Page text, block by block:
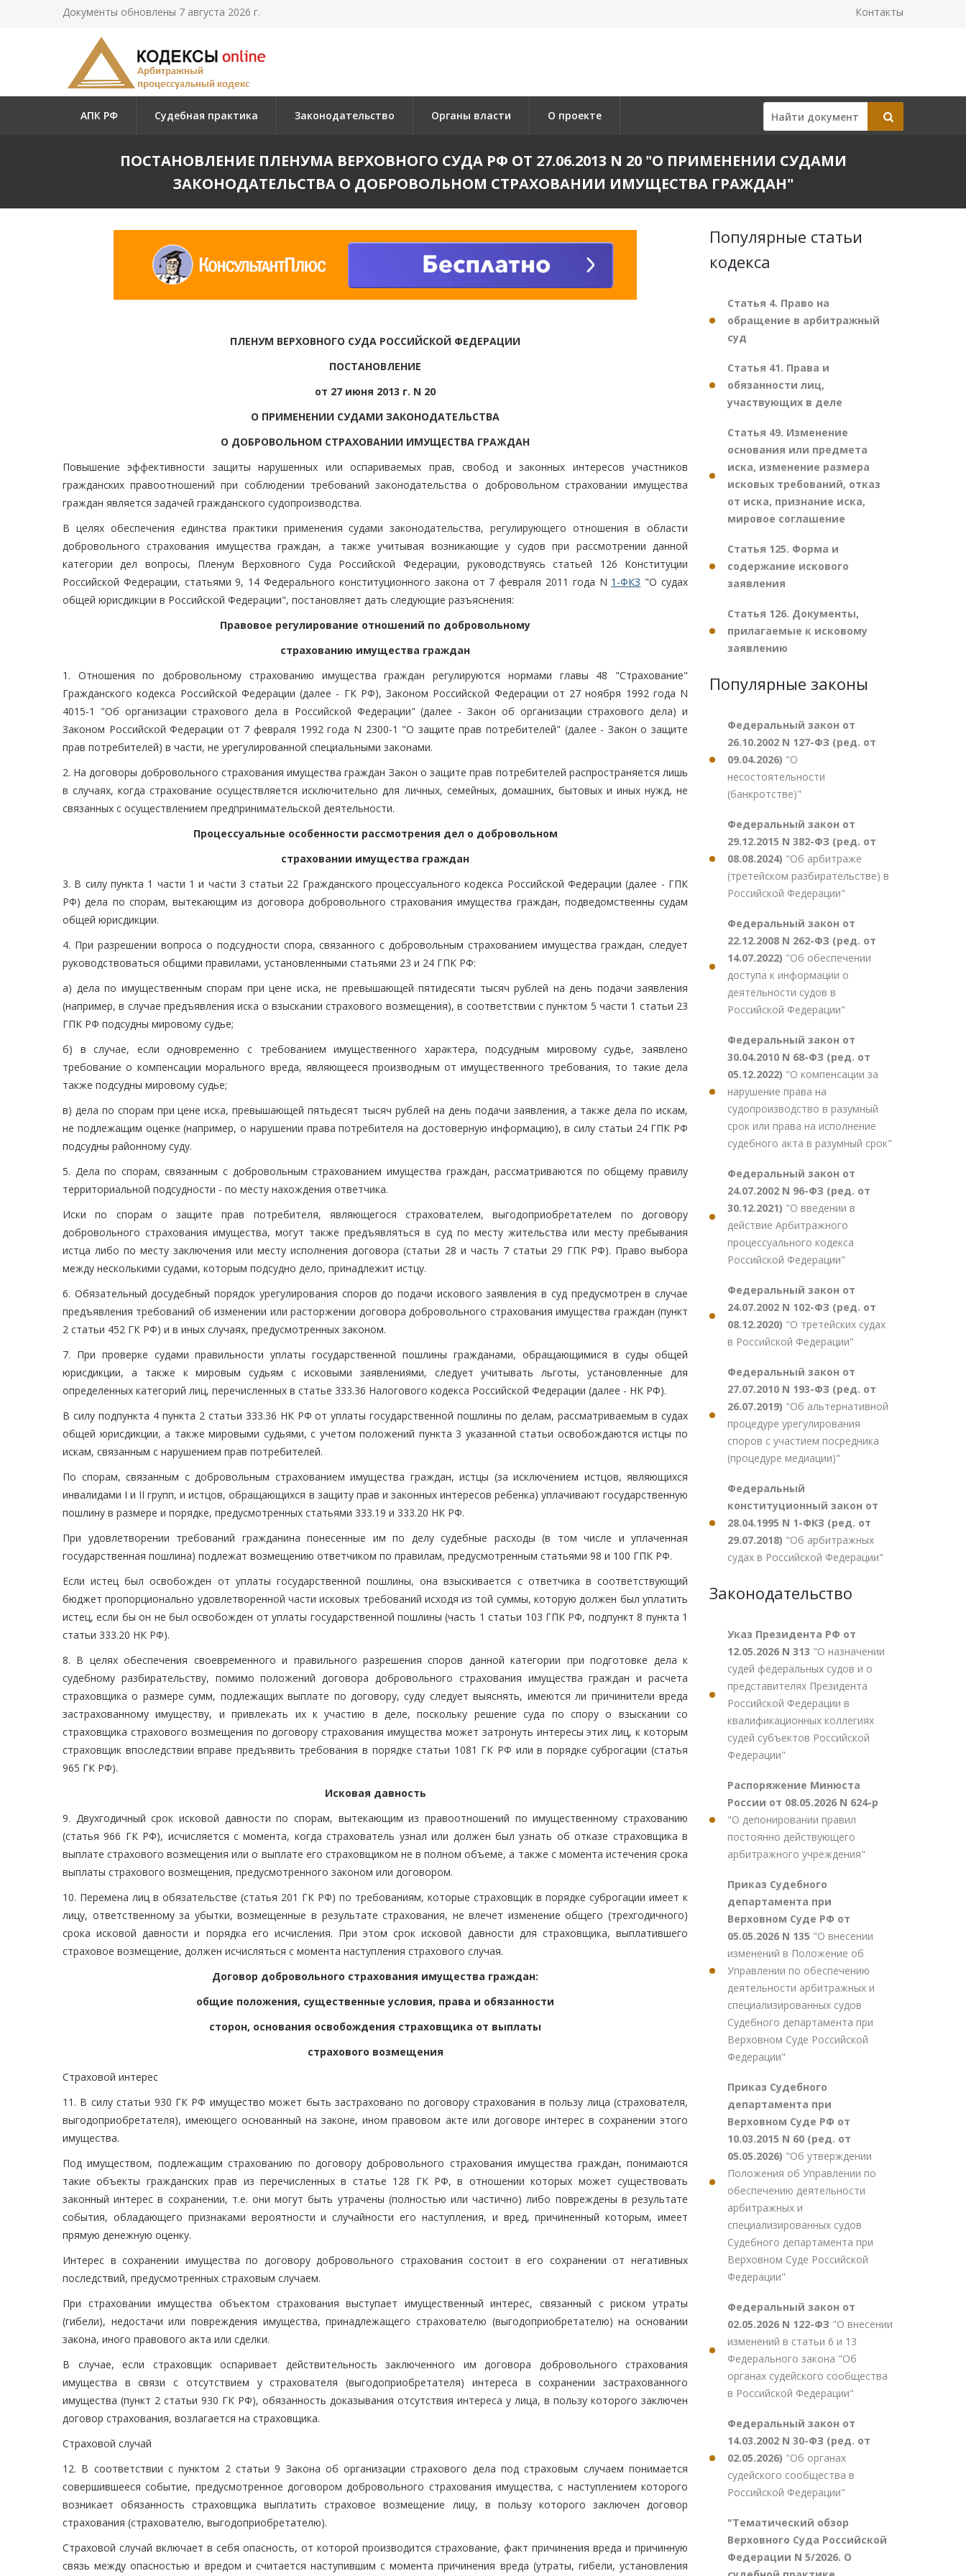
Документы обновлены 7 августа 2026 г. Контакты
АПК РФ Судебная практика Законодательство Органы власти О проекте
ПОСТАНОВЛЕНИЕ ПЛЕНУМА ВЕРХОВНОГО СУДА РФ ОТ 27.06.2013 N 20 "О ПРИМЕНЕНИИ СУДАМИ
ЗАКОНОДАТЕЛЬСТВА О ДОБРОВОЛЬНОМ СТРАХОВАНИИ ИМУЩЕСТВА ГРАЖДАН"
ПЛЕНУМ ВЕРХОВНОГО СУДА РОССИЙСКОЙ ФЕДЕРАЦИИ
ПОСТАНОВЛЕНИЕ
от 27 июня 2013 г. N 20
О ПРИМЕНЕНИИ СУДАМИ ЗАКОНОДАТЕЛЬСТВА
О ДОБРОВОЛЬНОМ СТРАХОВАНИИ ИМУЩЕСТВА ГРАЖДАН
Повышение эффективности защиты нарушенных или оспариваемых прав, свобод и законных интересов участников
гражданских правоотношений при соблюдении требований законодательства о добровольном страховании имущества
граждан является задачей гражданского судопроизводства.
В целях обеспечения единства практики применения судами законодательства, регулирующего отношения в области
добровольного страхования имущества граждан, а также учитывая возникающие у судов при рассмотрении данной
категории дел вопросы, Пленум Верховного Суда Российской Федерации, руководствуясь статьей 126 Конституции
Российской Федерации, статьями 9, 14 Федерального конституционного закона от 7 февраля 2011 года N 1-ФКЗ "О судах
общей юрисдикции в Российской Федерации", постановляет дать следующие разъяснения:
Правовое регулирование отношений по добровольному
страхованию имущества граждан
1. Отношения по добровольному страхованию имущества граждан регулируются нормами главы 48 "Страхование"
Гражданского кодекса Российской Федерации (далее - ГК РФ), Законом Российской Федерации от 27 ноября 1992 года N
4015-1 "Об организации страхового дела в Российской Федерации" (далее - Закон об организации страхового дела) и
Законом Российской Федерации от 7 февраля 1992 года N 2300-1 "О защите прав потребителей" (далее - Закон о защите
прав потребителей) в части, не урегулированной специальными законами.
2. На договоры добровольного страхования имущества граждан Закон о защите прав потребителей распространяется лишь
в случаях, когда страхование осуществляется исключительно для личных, семейных, домашних, бытовых и иных нужд, не
связанных с осуществлением предпринимательской деятельности.
Процессуальные особенности рассмотрения дел о добровольном
страховании имущества граждан
3. В силу пункта 1 части 1 и части 3 статьи 22 Гражданского процессуального кодекса Российской Федерации (далее - ГПК
РФ) дела по спорам, вытекающим из договора добровольного страхования имущества граждан, подведомственны судам
общей юрисдикции.
4. При разрешении вопроса о подсудности спора, связанного с добровольным страхованием имущества граждан, следует
руководствоваться общими правилами, установленными статьями 23 и 24 ГПК РФ:
а) дела по имущественным спорам при цене иска, не превышающей пятидесяти тысяч рублей на день подачи заявления
(например, в случае предъявления иска о взыскании страхового возмещения), в соответствии с пунктом 5 части 1 статьи 23
ГПК РФ подсудны мировому судье;
б) в случае, если одновременно с требованием имущественного характера, подсудным мировому судье, заявлено
требование о компенсации морального вреда, являющееся производным от имущественного требования, то такие дела
также подсудны мировому судье;
в) дела по спорам при цене иска, превышающей пятьдесят тысяч рублей на день подачи заявления, а также дела по искам,
не подлежащим оценке (например, о нарушении права потребителя на достоверную информацию), в силу статьи 24 ГПК РФ
подсудны районному суду.
5. Дела по спорам, связанным с добровольным страхованием имущества граждан, рассматриваются по общему правилу
территориальной подсудности - по месту нахождения ответчика.
Иски по спорам о защите прав потребителя, являющегося страхователем, выгодоприобретателем по договору
добровольного страхования имущества, могут также предъявляться в суд по месту жительства или месту пребывания
истца либо по месту заключения или месту исполнения договора (статьи 28 и часть 7 статьи 29 ГПК РФ). Право выбора
между несколькими судами, которым подсудно дело, принадлежит истцу.
6. Обязательный досудебный порядок урегулирования споров до подачи искового заявления в суд предусмотрен в случае
предъявления требований об изменении или расторжении договора добровольного страхования имущества граждан (пункт
2 статьи 452 ГК РФ) и в иных случаях, предусмотренных законом.
7. При проверке судами правильности уплаты государственной пошлины гражданами, обращающимися в суды общей
юрисдикции, а также к мировым судьям с исковыми заявлениями, следует учитывать льготы, установленные для
определенных категорий лиц, перечисленных в статье 333.36 Налогового кодекса Российской Федерации (далее - НК РФ).
В силу подпункта 4 пункта 2 статьи 333.36 НК РФ от уплаты государственной пошлины по делам, рассматриваемым в судах
общей юрисдикции, а также мировыми судьями, с учетом положений пункта 3 указанной статьи освобождаются истцы по
искам, связанным с нарушением прав потребителей.
По спорам, связанным с добровольным страхованием имущества граждан, истцы (за исключением истцов, являющихся
инвалидами I и II групп, и истцов, обращающихся в защиту прав и законных интересов ребенка) уплачивают государственную
пошлину в размере и порядке, предусмотренных статьями 333.19 и 333.20 НК РФ.
При удовлетворении требований гражданина понесенные им по делу судебные расходы (в том числе и уплаченная
государственная пошлина) подлежат возмещению ответчиком по правилам, предусмотренным статьями 98 и 100 ГПК РФ.
Если истец был освобожден от уплаты государственной пошлины, она взыскивается с ответчика в соответствующий
бюджет пропорционально удовлетворенной части исковых требований исходя из той суммы, которую должен был уплатить
истец, если бы он не был освобожден от уплаты государственной пошлины (часть 1 статьи 103 ГПК РФ, подпункт 8 пункта 1
статьи 333.20 НК РФ).
8. В целях обеспечения своевременного и правильного разрешения споров данной категории при подготовке дела к
судебному разбирательству, помимо положений договора добровольного страхования имущества граждан и расчета
страховщика о размере сумм, подлежащих выплате по договору, суду следует выяснять, имеются ли причинители вреда
застрахованному имуществу, и привлекать их к участию в деле, поскольку решение суда по спору о взыскании со
страховщика страхового возмещения по договору страхования имущества может затронуть интересы этих лиц, к которым
страховщик впоследствии вправе предъявить требования в порядке статьи 1081 ГК РФ или в порядке суброгации (статья
965 ГК РФ).
Исковая давность
9. Двухгодичный срок исковой давности по спорам, вытекающим из правоотношений по имущественному страхованию
(статья 966 ГК РФ), исчисляется с момента, когда страхователь узнал или должен был узнать об отказе страховщика в
выплате страхового возмещения или о выплате его страховщиком не в полном объеме, а также с момента истечения срока
выплаты страхового возмещения, предусмотренного законом или договором.
10. Перемена лиц в обязательстве (статья 201 ГК РФ) по требованиям, которые страховщик в порядке суброгации имеет к
лицу, ответственному за убытки, возмещенные в результате страхования, не влечет изменение общего (трехгодичного)
срока исковой давности и порядка его исчисления. При этом срок исковой давности для страховщика, выплатившего
страховое возмещение, должен исчисляться с момента наступления страхового случая.
Договор добровольного страхования имущества граждан:
общие положения, существенные условия, права и обязанности
сторон, основания освобождения страховщика от выплаты
страхового возмещения
Страховой интерес
11. В силу статьи 930 ГК РФ имущество может быть застраховано по договору страхования в пользу лица (страхователя,
выгодоприобретателя), имеющего основанный на законе, ином правовом акте или договоре интерес в сохранении этого
имущества.
Под имуществом, подлежащим страхованию по договору добровольного страхования имущества граждан, понимаются
такие объекты гражданских прав из перечисленных в статье 128 ГК РФ, в отношении которых может существовать
законный интерес в сохранении, т.е. они могут быть утрачены (полностью или частично) либо повреждены в результате
события, обладающего признаками вероятности и случайности его наступления, и вред, причиненный которым, имеет
прямую денежную оценку.
Интерес в сохранении имущества по договору добровольного страхования состоит в его сохранении от негативных
последствий, предусмотренных страховым случаем.
При страховании имущества объектом страхования выступает имущественный интерес, связанный с риском утраты
(гибели), недостачи или повреждения имущества, принадлежащего страхователю (выгодоприобретателю) на основании
закона, иного правового акта или сделки.
В случае, если страховщик оспаривает действительность заключенного им договора добровольного страхования
имущества в связи с отсутствием у страхователя (выгодоприобретателя) интереса в сохранении застрахованного
имущества (пункт 2 статьи 930 ГК РФ), обязанность доказывания отсутствия интереса у лица, в пользу которого заключен
договор страхования, возлагается на страховщика.
Страховой случай
12. В соответствии с пунктом 2 статьи 9 Закона об организации страхового дела под страховым случаем понимается
совершившееся событие, предусмотренное договором добровольного страхования имущества, с наступлением которого
возникает обязанность страховщика выплатить страховое возмещение лицу, в пользу которого заключен договор
страхования (страхователю, выгодоприобретателю).
Страховой случай включает в себя опасность, от которой производится страхование, факт причинения вреда и причинную
связь между опасностью и вредом и считается наступившим с момента причинения вреда (утраты, гибели, установления
Популярные статьи
кодекса
Статья 4. Право на
обращение в арбитражный
суд
Статья 41. Права и
обязанности лиц,
участвующих в деле
Статья 49. Изменение
основания или предмета
иска, изменение размера
исковых требований, отказ
от иска, признание иска,
мировое соглашение
Статья 125. Форма и
содержание искового
заявления
Статья 126. Документы,
прилагаемые к исковому
заявлению
Популярные законы
Федеральный закон от
26.10.2002 N 127-ФЗ (ред. от
09.04.2026) "О
несостоятельности
(банкротстве)"
Федеральный закон от
29.12.2015 N 382-ФЗ (ред. от
08.08.2024) "Об арбитраже
(третейском разбирательстве) в
Российской Федерации"
Федеральный закон от
22.12.2008 N 262-ФЗ (ред. от
14.07.2022) "Об обеспечении
доступа к информации о
деятельности судов в
Российской Федерации"
Федеральный закон от
30.04.2010 N 68-ФЗ (ред. от
05.12.2022) "О компенсации за
нарушение права на
судопроизводство в разумный
срок или права на исполнение
судебного акта в разумный срок"
Федеральный закон от
24.07.2002 N 96-ФЗ (ред. от
30.12.2021) "О введении в
действие Арбитражного
процессуального кодекса
Российской Федерации"
Федеральный закон от
24.07.2002 N 102-ФЗ (ред. от
08.12.2020) "О третейских судах
в Российской Федерации"
Федеральный закон от
27.07.2010 N 193-ФЗ (ред. от
26.07.2019) "Об альтернативной
процедуре урегулирования
споров с участием посредника
(процедуре медиации)"
Федеральный
конституционный закон от
28.04.1995 N 1-ФКЗ (ред. от
29.07.2018) "Об арбитражных
судах в Российской Федерации"
Законодательство
Указ Президента РФ от
12.05.2026 N 313 "О назначении
судей федеральных судов и о
представителях Президента
Российской Федерации в
квалификационных коллегиях
судей субъектов Российской
Федерации"
Распоряжение Минюста
России от 08.05.2026 N 624-р
"О депонировании правил
постоянно действующего
арбитражного учреждения"
Приказ Судебного
департамента при
Верховном Суде РФ от
05.05.2026 N 135 "О внесении
изменений в Положение об
Управлении по обеспечению
деятельности арбитражных и
специализированных судов
Судебного департамента при
Верховном Суде Российской
Федерации"
Приказ Судебного
департамента при
Верховном Суде РФ от
10.03.2015 N 60 (ред. от
05.05.2026) "Об утверждении
Положения об Управлении по
обеспечению деятельности
арбитражных и
специализированных судов
Судебного департамента при
Верховном Суде Российской
Федерации"
Федеральный закон от
02.05.2026 N 122-ФЗ "О внесении
изменений в статьи 6 и 13
Федерального закона "Об
органах судейского сообщества
в Российской Федерации"
Федеральный закон от
14.03.2002 N 30-ФЗ (ред. от
02.05.2026) "Об органах
судейского сообщества в
Российской Федерации"
"Тематический обзор
Верховного Суда Российской
Федерации N 5/2026. О